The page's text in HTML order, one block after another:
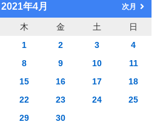
2021年4月 次月
木 金 土
日
1
2 3
4
8 9 10
11
15 16 17
18
22 23 24
25
29 30